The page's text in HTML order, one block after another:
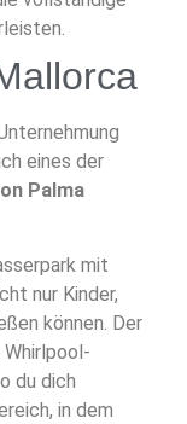
eines der
Palma
mit
nur Kinder,
können. Der
du dich
in dem